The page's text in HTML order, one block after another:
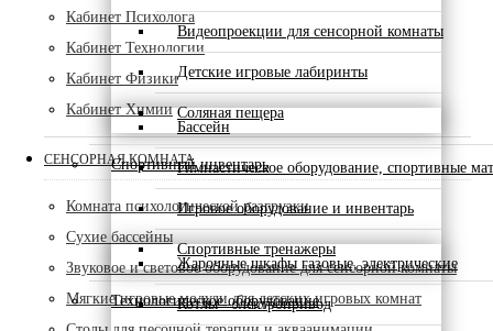
Видеопроекции для сенсорной комнаты
Детские игровые лабиринты
Соляная пещера
Спортивный инвентарь
Бассейн
Гимнастическое оборудование, спортивные
Игровое оборудование и инвентарь
Спортивные тренажеры
Технологическое оборудование
Жарочные шкафы газовые, электрические
Котлы - электропривод
Кабинет Психолога
Кабинет Технологии
Кабинет Физики
Кабинет Химии
СЕНСОРНАЯ КОМНАТА
Комната психологической разгрузки
Сухие бассейны
Звуковое и световое оборудование для сенсорной комнаты
Мягкие игровые модули для детских игровых комнат